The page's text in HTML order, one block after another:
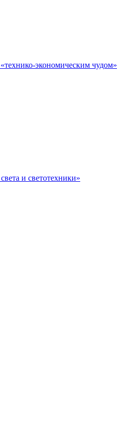
экономическим чудом»
и светотехники»